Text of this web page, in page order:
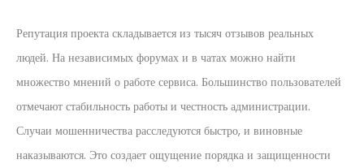
Репутация проекта складывается из тысяч отзывов реальных
людей. На независимых форумах и в чатах можно найти
множество мнений о работе сервиса. Большинство пользователей
отмечают стабильность работы и честность администрации.
Случаи мошенничества расследуются быстро, и виновные
наказываются. Это создает ощущение порядка и защищенности